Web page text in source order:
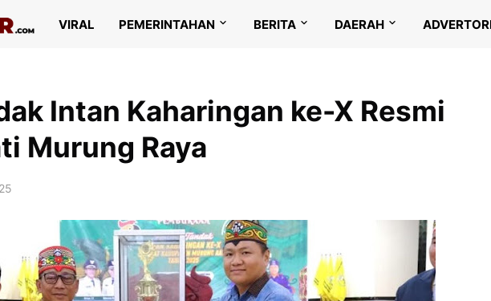
VIRAL PEMERINTAHAN BERITA DAERAH
Intan Kaharingan ke-X Resmi
Murung Raya